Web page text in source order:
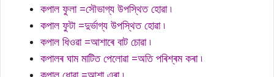
কপাল ফুলা =সৌভাগ্য উপস্থিত হোৱা ৷
কপাল ফুটা =দুৰ্ভাগ্য উপস্থিত হোৱা ৷
কপাল ধিওৱা =আশাৰে বাট চোৱা ৷
কপালৰ ঘাম মাটিত পেলোৱা =অতি পৰিশ্ৰম কৰা ৷